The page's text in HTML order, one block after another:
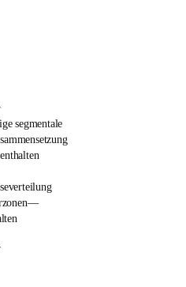
segmentale